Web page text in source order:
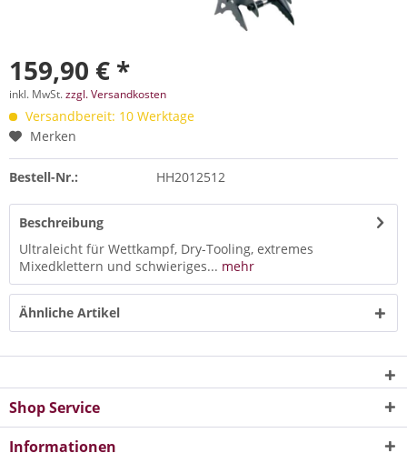
159,90 € *
inkl. MwSt.zzgl. Versandkosten
Versandbereit: 10 Werktage
Merken
Bestell-Nr.: HH2012512
Beschreibung
Ultraleicht für Wettkampf, Dry-Tooling, extremes
Mixedklettern und schwieriges... mehr
Ähnliche Artikel
Shop Service
Informationen